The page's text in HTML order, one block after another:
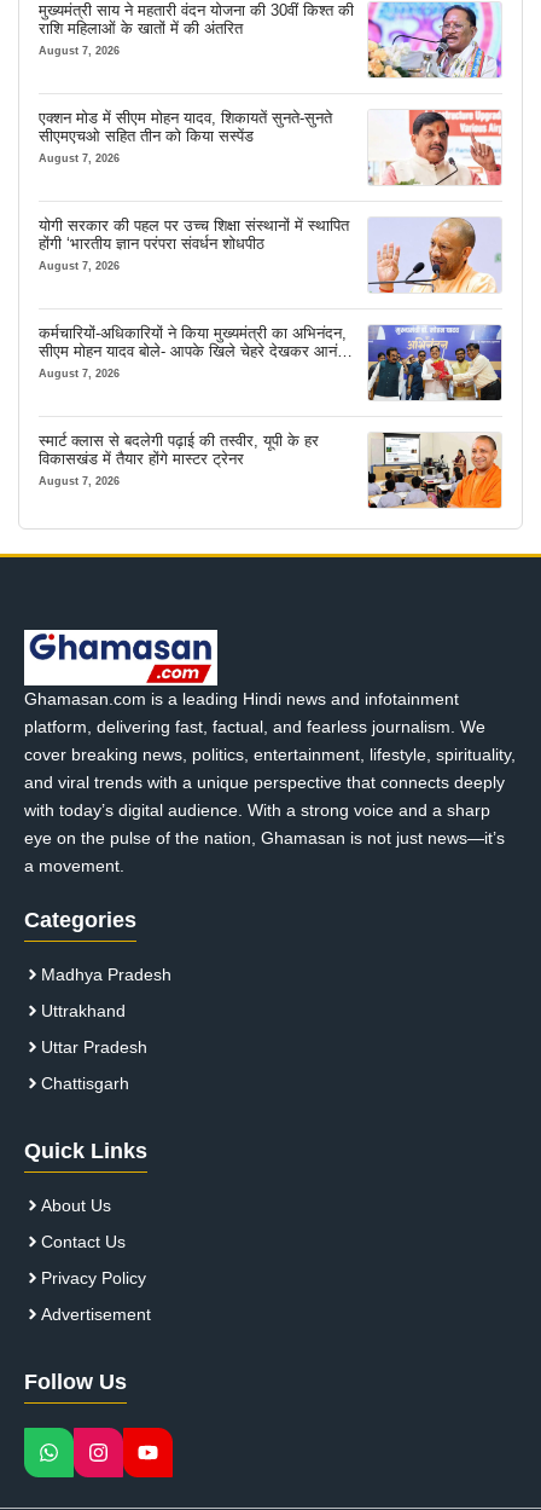
मुख्यमंत्री साय ने महतारी वंदन योजना की 30वीं किश्त की
राशि महिलाओं के खातों में की अंतरित
August 7, 2026
एक्शन मोड में सीएम मोहन यादव, शिकायतें सुनते-सुनते
सीएमएचओ सहित तीन को किया सस्पेंड
August 7, 2026
योगी सरकार की पहल पर उच्च शिक्षा संस्थानों में स्थापित
होंगी ‘भारतीय ज्ञान परंपरा संवर्धन शोधपीठ
August 7, 2026
कर्मचारियों-अधिकारियों ने किया मुख्यमंत्री का अभिनंदन,
सीएम मोहन यादव बोले- आपके खिले चेहरे देखकर आनंद
आता है
August 7, 2026
स्मार्ट क्लास से बदलेगी पढ़ाई की तस्वीर, यूपी के हर
विकासखंड में तैयार होंगे मास्टर ट्रेनर
August 7, 2026
Ghamasan.com is a leading Hindi news and infotainment
platform, delivering fast, factual, and fearless journalism. We
cover breaking news, politics, entertainment, lifestyle, spirituality,
and viral trends with a unique perspective that connects deeply
with today’s digital audience. With a strong voice and a sharp
eye on the pulse of the nation, Ghamasan is not just news—it’s
a movement.
Categories
Madhya Pradesh
Uttrakhand
Uttar Pradesh
Chattisgarh
Quick Links
About Us
Contact Us
Privacy Policy
Advertisement
Follow Us